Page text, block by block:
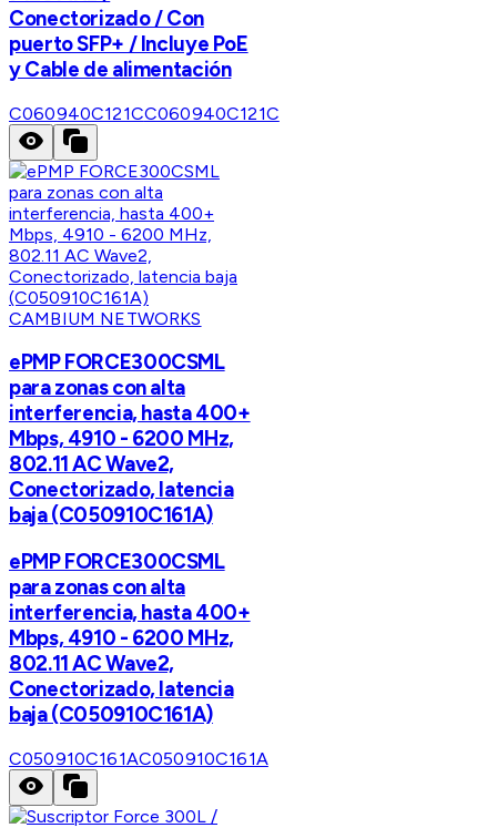
Conectorizado / Con
puerto SFP+ / Incluye PoE
y Cable de alimentación
C060940C121CC060940C121C
CAMBIUM NETWORKS
ePMP FORCE300CSML
para zonas con alta
interferencia, hasta 400+
Mbps, 4910 - 6200 MHz,
802.11 AC Wave2,
Conectorizado, latencia
baja (C050910C161A)
ePMP FORCE300CSML
para zonas con alta
interferencia, hasta 400+
Mbps, 4910 - 6200 MHz,
802.11 AC Wave2,
Conectorizado, latencia
baja (C050910C161A)
C050910C161AC050910C161A